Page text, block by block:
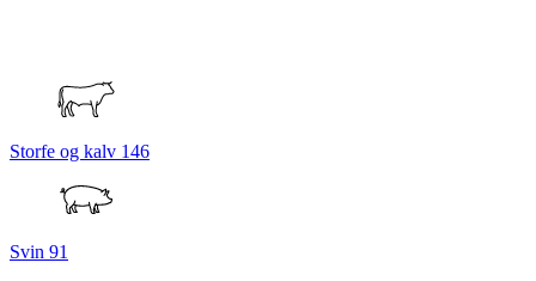
Storfe og kalv 146
Svin 91